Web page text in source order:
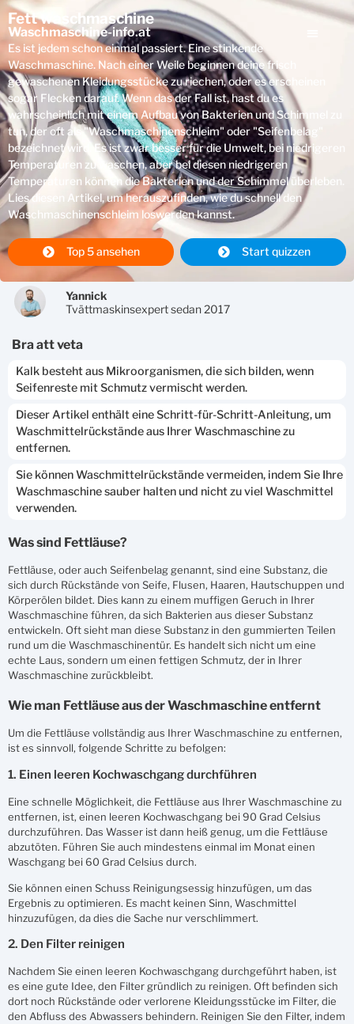
Waschmaschine-info.at
Fett waschmaschine
Es ist jedem schon einmal passiert. Eine stinkende
Waschmaschine. Nach einer Weile beginnen deine frisch
gewaschenen Kleidungsstücke zu riechen, oder es erscheinen
sogar Flecken darauf. Wenn das der Fall ist, hast du es
wahrscheinlich mit einem Aufbau von Bakterien und Schimmel zu
tun, der oft als "Waschmaschinenschleim" oder "Seifenbelag"
bezeichnet wird. Es ist zwar besser für die Umwelt, bei niedrigeren
Temperaturen zu waschen, aber bei diesen niedrigeren
Temperaturen können die Bakterien und der Schimmel überleben.
Lies diesen Artikel, um herauszufinden, wie du schnell den
Waschmaschinenschleim loswerden kannst.
Top 5 ansehen Start quizzen
Yannick
Tvättmaskinsexpert sedan 2017
bra att veta
Kalk besteht aus Mikroorganismen, die sich bilden, wenn
Seifenreste mit Schmutz vermischt werden.
Dieser Artikel enthält eine Schritt-für-Schritt-Anleitung, um
Waschmittelrückstände aus Ihrer Waschmaschine zu
entfernen.
Sie können Waschmittelrückstände vermeiden, indem Sie Ihre
Waschmaschine sauber halten und nicht zu viel Waschmittel
verwenden.
Was sind Fettläuse?
Fettläuse, oder auch Seifenbelag genannt, sind eine Substanz, die
sich durch Rückstände von Seife, Flusen, Haaren, Hautschuppen und
Körperölen bildet. Dies kann zu einem muffigen Geruch in Ihrer
Waschmaschine führen, da sich Bakterien aus dieser Substanz
entwickeln. Oft sieht man diese Substanz in den gummierten Teilen
rund um die Waschmaschinentür. Es handelt sich nicht um eine
echte Laus, sondern um einen fettigen Schmutz, der in Ihrer
Waschmaschine zurückbleibt.
Wie man Fettläuse aus der Waschmaschine entfernt
Um die Fettläuse vollständig aus Ihrer Waschmaschine zu entfernen,
ist es sinnvoll, folgende Schritte zu befolgen:
1. Einen leeren Kochwaschgang durchführen
Eine schnelle Möglichkeit, die Fettläuse aus Ihrer Waschmaschine zu
entfernen, ist, einen leeren Kochwaschgang bei 90 Grad Celsius
durchzuführen. Das Wasser ist dann heiß genug, um die Fettläuse
abzutöten. Führen Sie auch mindestens einmal im Monat einen
Waschgang bei 60 Grad Celsius durch.
Sie können einen Schuss Reinigungsessig hinzufügen, um das
Ergebnis zu optimieren. Es macht keinen Sinn, Waschmittel
hinzuzufügen, da dies die Sache nur verschlimmert.
2. Den Filter reinigen
Nachdem Sie einen leeren Kochwaschgang durchgeführt haben, ist
es eine gute Idee, den Filter gründlich zu reinigen. Oft befinden sich
dort noch Rückstände oder verlorene Kleidungsstücke im Filter, die
den Abfluss des Abwassers behindern. Reinigen Sie den Filter, indem